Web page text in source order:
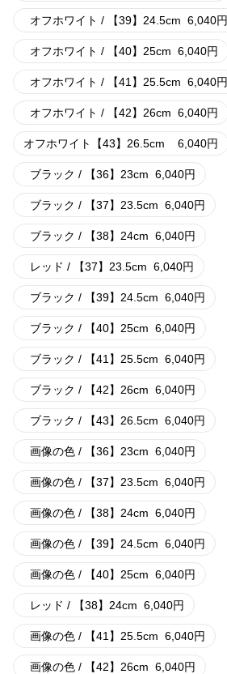
オフホワイト / 【39】24.5cm 6,040円
オフホワイト / 【40】25cm 6,040円
オフホワイト / 【41】25.5cm 6,040円
オフホワイト / 【42】26cm 6,040円
オフホワイト【43】26.5cm 6,040円
ブラック / 【36】23cm 6,040円
ブラック / 【37】23.5cm 6,040円
ブラック / 【38】24cm 6,040円
レッド / 【37】23.5cm 6,040円
ブラック / 【39】24.5cm 6,040円
ブラック / 【40】25cm 6,040円
ブラック / 【41】25.5cm 6,040円
ブラック / 【42】26cm 6,040円
ブラック / 【43】26.5cm 6,040円
画像の色 / 【36】23cm 6,040円
画像の色 / 【37】23.5cm 6,040円
画像の色 / 【38】24cm 6,040円
画像の色 / 【39】24.5cm 6,040円
画像の色 / 【40】25cm 6,040円
レッド / 【38】24cm 6,040円
画像の色 / 【41】25.5cm 6,040円
画像の色 / 【42】26cm 6,040円